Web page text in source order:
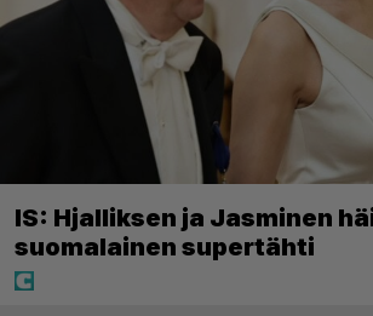
IS: Hjalliksen ja Jasminen
suomalainen supertähti